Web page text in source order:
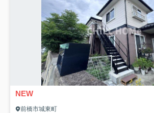
NEW
前橋市城東町